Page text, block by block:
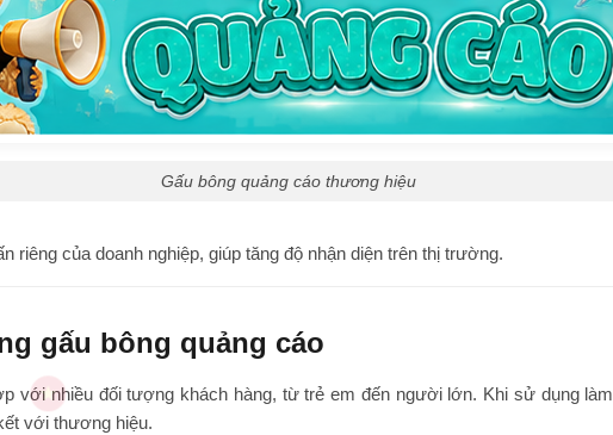
Gấu bông quảng cáo thương hiệu
riêng của doanh nghiệp, giúp tăng độ nhận diện trên thị trường.
gấu bông quảng cáo
với nhiều đối tượng khách hàng, từ trẻ em đến người lớn. Khi sử dụng
với thương hiệu.